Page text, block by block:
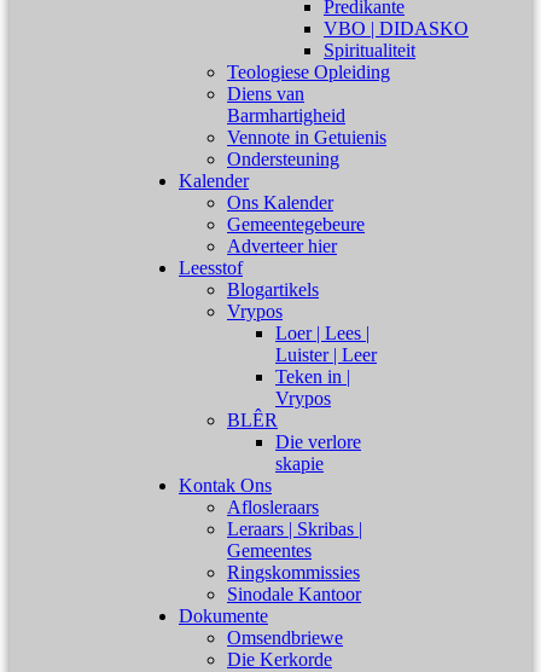
Predikante
VBO | DIDASKO
Spiritualiteit
Teologiese Opleiding
Diens van
Barmhartigheid
Vennote in Getuienis
Ondersteuning
Kalender
Ons Kalender
Gemeentegebeure
Adverteer hier
Leesstof
Blogartikels
Vrypos
Loer | Lees |
Luister | Leer
Teken in |
Vrypos
BLÊR
Die verlore
skapie
Kontak Ons
Aflosleraars
Leraars | Skribas |
Gemeentes
Ringskommissies
Sinodale Kantoor
Dokumente
Omsendbriewe
Die Kerkorde